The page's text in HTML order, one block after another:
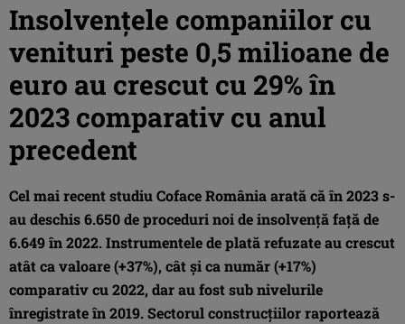
Insolvențele companiilor cu
venituri peste 0,5 milioane de
euro au crescut cu 29% în
2023 comparativ cu anul
precedent
Cel mai recent studiu Coface România arată că în 2023 s-
au deschis 6.650 de proceduri noi de insolvență față de
6.649 în 2022. Instrumentele de plată refuzate au crescut
atât ca valoare (+37%), cât și ca număr (+17%)
comparativ cu 2022, dar au fost sub nivelurile
înregistrate în 2019. Sectorul construcțiilor raportează